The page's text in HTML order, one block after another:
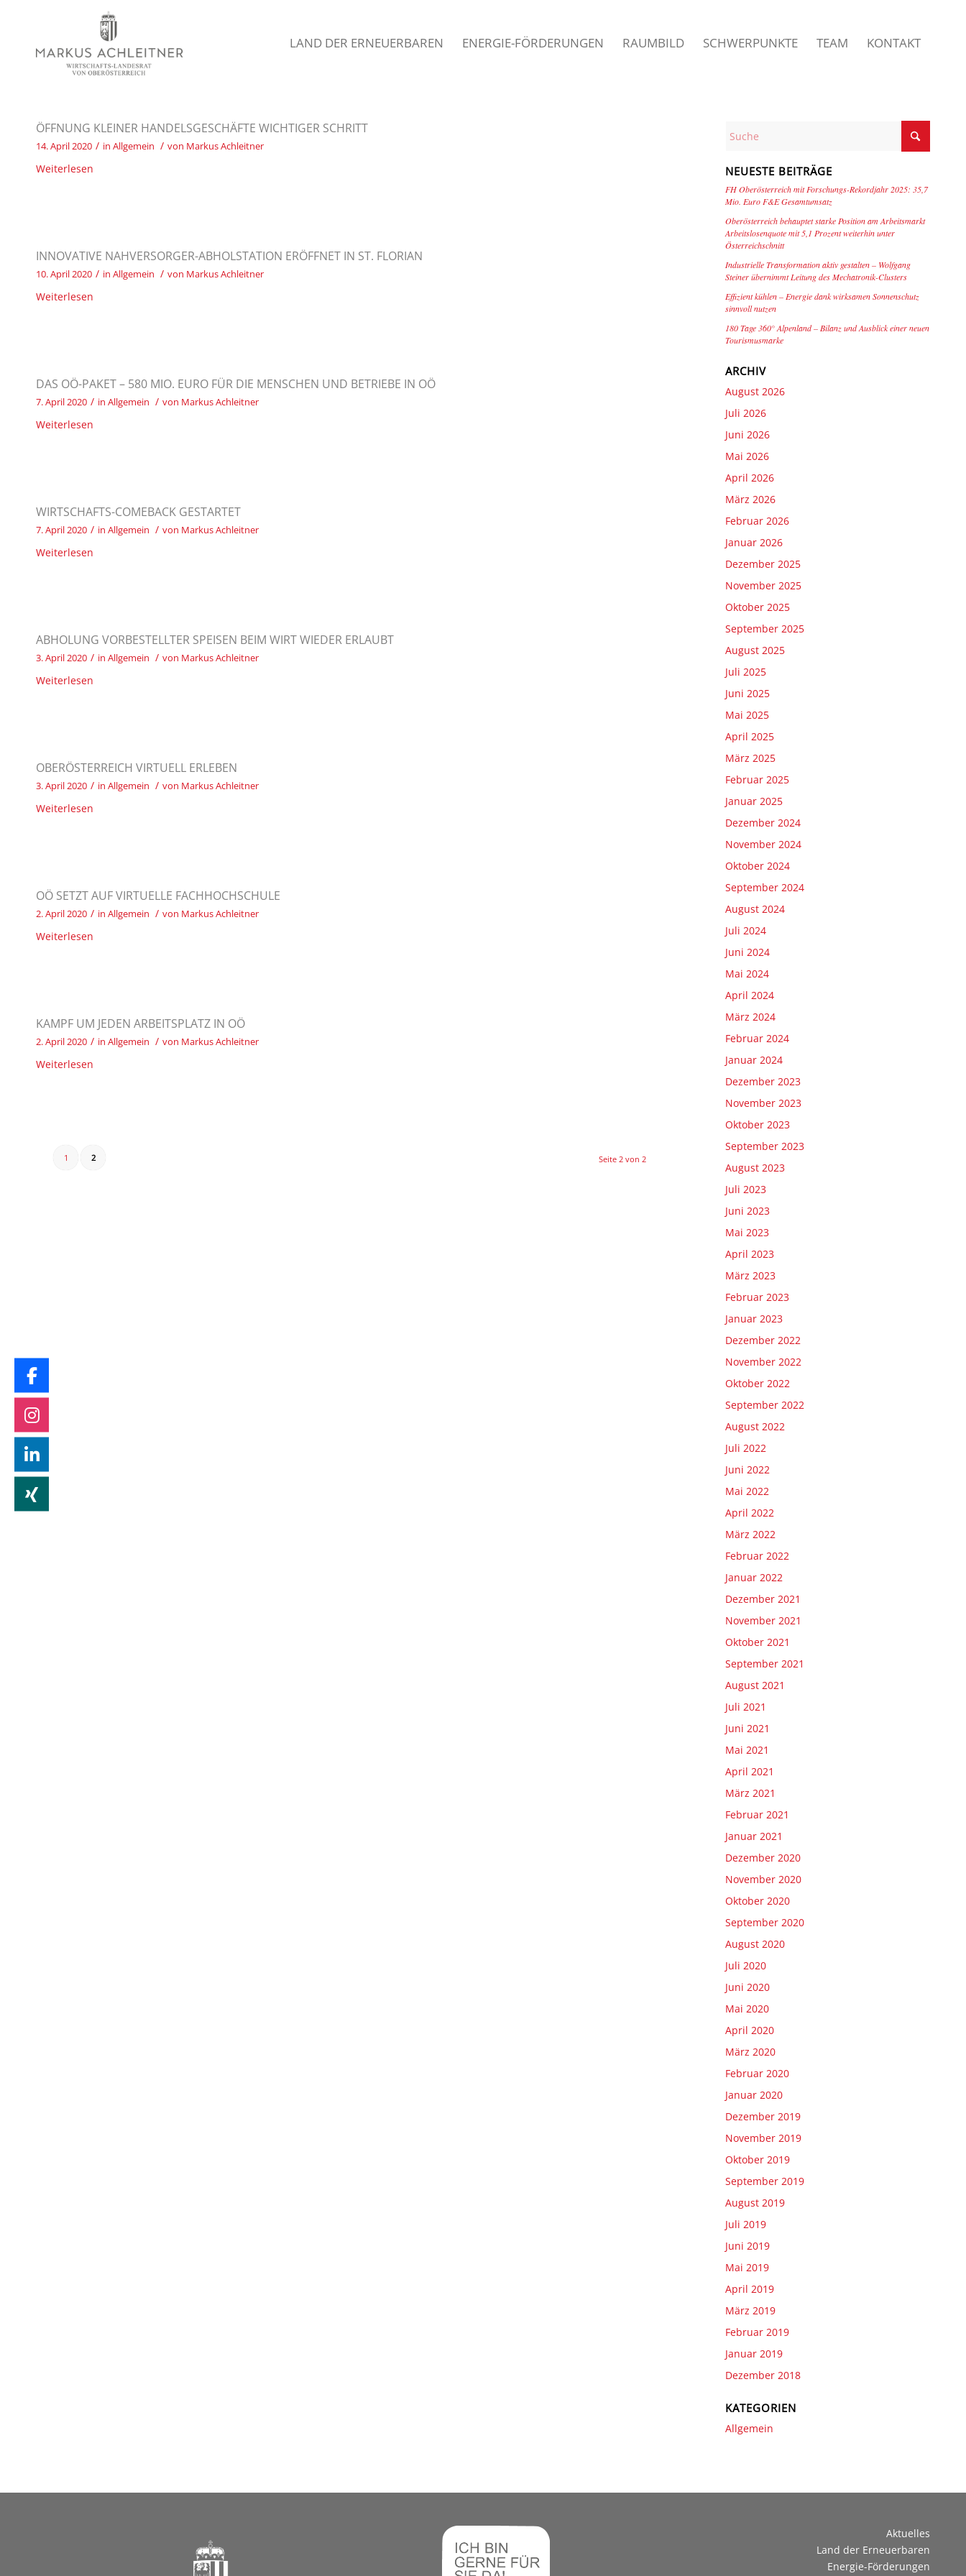
LAND DER ERNEUERBAREN ENERGIE-FÖRDERUNGEN RAUMBILD SCHWERPUNKTE TEAM KONTAKT
ÖFFNUNG KLEINER HANDELSGESCHÄFTE WICHTIGER SCHRITT
14. April 2020 / in Allgemein / von Markus Achleitner
Weiterlesen
INNOVATIVE NAHVERSORGER-ABHOLSTATION ERÖFFNET IN ST. FLORIAN
10. April 2020 / in Allgemein / von Markus Achleitner
Weiterlesen
DAS OÖ-PAKET – 580 MIO. EURO FÜR DIE MENSCHEN UND BETRIEBE IN OÖ
7. April 2020 / in Allgemein / von Markus Achleitner
Weiterlesen
WIRTSCHAFTS-COMEBACK GESTARTET
7. April 2020 / in Allgemein / von Markus Achleitner
Weiterlesen
ABHOLUNG VORBESTELLTER SPEISEN BEIM WIRT WIEDER ERLAUBT
3. April 2020 / in Allgemein / von Markus Achleitner
Weiterlesen
OBERÖSTERREICH VIRTUELL ERLEBEN
3. April 2020 / in Allgemein / von Markus Achleitner
Weiterlesen
OÖ SETZT AUF VIRTUELLE FACHHOCHSCHULE
2. April 2020 / in Allgemein / von Markus Achleitner
Weiterlesen
KAMPF UM JEDEN ARBEITSPLATZ IN OÖ
2. April 2020 / in Allgemein / von Markus Achleitner
Weiterlesen
Seite 2 von 2
1 2
NEUESTE BEITRÄGE
FH Oberösterreich mit Forschungs-Rekordjahr 2025: 35,7
Mio. Euro F&E Gesamtumsatz
Oberösterreich behauptet starke Position am Arbeitsmarkt
Arbeitslosenquote mit 5,1 Prozent weiterhin unter
Österreichschnitt
Industrielle Transformation aktiv gestalten – Wolfgang
Steiner übernimmt Leitung des Mechatronik-Clusters
Effizient kühlen – Energie dank wirksamen Sonnenschutz
sinnvoll nutzen
180 Tage 360° Alpenland – Bilanz und Ausblick einer neuen
Tourismusmarke
ARCHIV
August 2026
Juli 2026
Juni 2026
Mai 2026
April 2026
März 2026
Februar 2026
Januar 2026
Dezember 2025
November 2025
Oktober 2025
September 2025
August 2025
Juli 2025
Juni 2025
Mai 2025
April 2025
März 2025
Februar 2025
Januar 2025
Dezember 2024
November 2024
Oktober 2024
September 2024
August 2024
Juli 2024
Juni 2024
Mai 2024
April 2024
März 2024
Februar 2024
Januar 2024
Dezember 2023
November 2023
Oktober 2023
September 2023
August 2023
Juli 2023
Juni 2023
Mai 2023
April 2023
März 2023
Februar 2023
Januar 2023
Dezember 2022
November 2022
Oktober 2022
September 2022
August 2022
Juli 2022
Juni 2022
Mai 2022
April 2022
März 2022
Februar 2022
Januar 2022
Dezember 2021
November 2021
Oktober 2021
September 2021
August 2021
Juli 2021
Juni 2021
Mai 2021
April 2021
März 2021
Februar 2021
Januar 2021
Dezember 2020
November 2020
Oktober 2020
September 2020
August 2020
Juli 2020
Juni 2020
Mai 2020
April 2020
März 2020
Februar 2020
Januar 2020
Dezember 2019
November 2019
Oktober 2019
September 2019
August 2019
Juli 2019
Juni 2019
Mai 2019
April 2019
März 2019
Februar 2019
Januar 2019
Dezember 2018
KATEGORIEN
Allgemein
Aktuelles
Land der Erneuerbaren
Energie-Förderungen